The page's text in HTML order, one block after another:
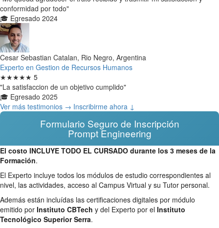
conformidad por todo"
🎓 Egresado 2024
Cesar Sebastian Catalan, Rio Negro, Argentina
Experto en Gestion de Recursos Humanos
★★★★★ 5
"La satisfaccion de un objetivo cumplido"
🎓 Egresado 2025
Ver más testimonios → Inscribirme ahora ↓
Formulario Seguro de Inscripción
Prompt Engineering
El costo INCLUYE TODO EL CURSADO durante los 3 meses de la
Formación.
El Experto incluye todos los módulos de estudio correspondientes al
nivel, las actividades, acceso al Campus Virtual y su Tutor personal.
Además están incluídas las certificaciones digitales por módulo
emitido por Instituto CBTech y del Experto por el Instituto
Tecnológico Superior Serra.